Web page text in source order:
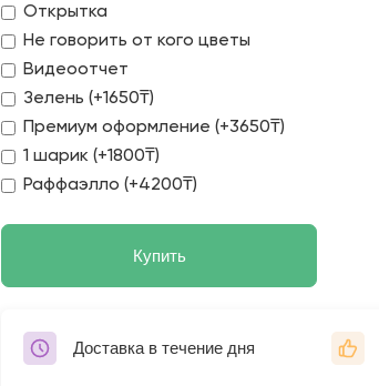
Открытка
Не говорить от кого цветы
Видеоотчет
Зелень (+1650₸)
Премиум оформление (+3650₸)
1 шарик (+1800₸)
Раффаэлло (+4200₸)
Купить
Доставка в течение дня